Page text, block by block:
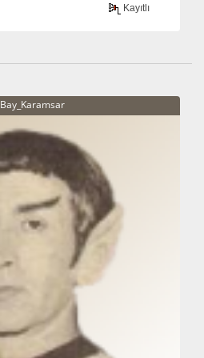
Kayıtlı
Bay_Karamsar